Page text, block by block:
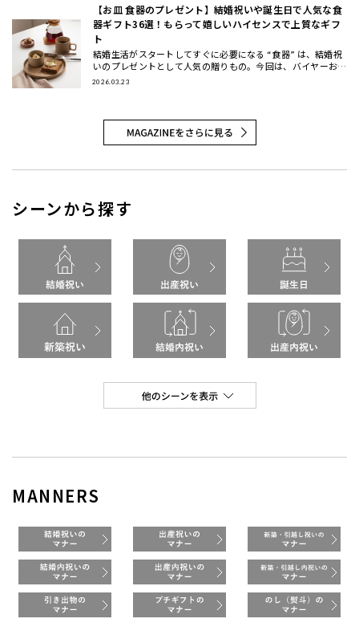
【お皿 食器のプレゼント】結婚祝いや誕生日で人気な食
器ギフト36選！もらって嬉しいハイセンスで上質なギフ
ト
結婚生活がスタートしてすぐに必要になる “食器” は、結婚祝
いのプレゼントとして人気の贈りもの。今回は、バイヤーおす
すめの食器ギフトをご紹介します。大切な方に喜んでもらえる
2026.03.23
シーンから探す
MANNERS